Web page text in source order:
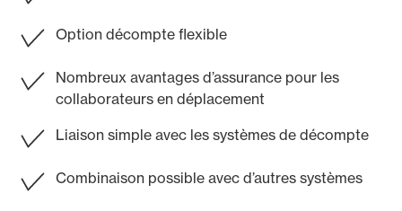
Option décompte flexible
Nombreux avantages d’assurance pour les
collaborateurs en déplacement
Liaison simple avec les systèmes de décompte
Combinaison possible avec d’autres systèmes